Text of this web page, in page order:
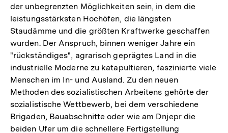
der unbegrenzten Möglichkeiten sein, in dem die
leistungsstärksten Hochöfen, die längsten
Staudämme und die größten Kraftwerke geschaffen
wurden. Der Anspruch, binnen weniger Jahre ein
"rückständiges", agrarisch geprägtes Land in die
industrielle Moderne zu katapultieren, faszinierte viele
Menschen im In- und Ausland. Zu den neuen
Methoden des sozialistischen Arbeitens gehörte der
sozialistische Wettbewerb, bei dem verschiedene
Brigaden, Bauabschnitte oder wie am Dnjepr die
beiden Ufer um die schnellere Fertigstellung